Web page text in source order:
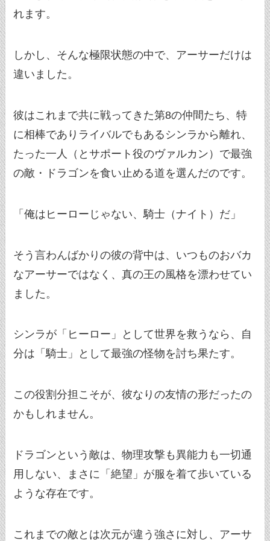
れます。
しかし、そんな極限状態の中で、アーサーだけは
違いました。
彼はこれまで共に戦ってきた第8の仲間たち、特
に相棒でありライバルでもあるシンラから離れ、
たった一人（とサポート役のヴァルカン）で最強
の敵・ドラゴンを食い止める道を選んだのです。
「俺はヒーローじゃない、騎士（ナイト）だ」
そう言わんばかりの彼の背中は、いつものおバカ
なアーサーではなく、真の王の風格を漂わせてい
ました。
シンラが「ヒーロー」として世界を救うなら、自
分は「騎士」として最強の怪物を討ち果たす。
この役割分担こそが、彼なりの友情の形だったの
かもしれません。
ドラゴンという敵は、物理攻撃も異能力も一切通
用しない、まさに「絶望」が服を着て歩いている
ような存在です。
これまでの敵とは次元が違う強さに対し、アーサ